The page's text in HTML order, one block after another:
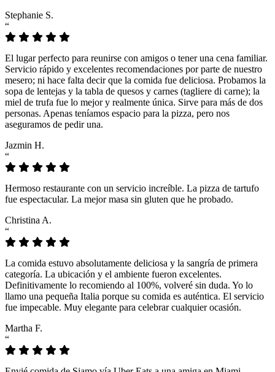
Stephanie S.
“
El lugar perfecto para reunirse con amigos o tener una cena familiar.
Servicio rápido y excelentes recomendaciones por parte de nuestro
mesero; ni hace falta decir que la comida fue deliciosa. Probamos la
sopa de lentejas y la tabla de quesos y carnes (tagliere di carne); la
miel de trufa fue lo mejor y realmente única. Sirve para más de dos
personas. Apenas teníamos espacio para la pizza, pero nos
aseguramos de pedir una.
Jazmin H.
“
Hermoso restaurante con un servicio increíble. La pizza de tartufo
fue espectacular. La mejor masa sin gluten que he probado.
Christina A.
“
La comida estuvo absolutamente deliciosa y la sangría de primera
categoría. La ubicación y el ambiente fueron excelentes.
Definitivamente lo recomiendo al 100%, volveré sin duda. Yo lo
llamo una pequeña Italia porque su comida es auténtica. El servicio
fue impecable. Muy elegante para celebrar cualquier ocasión.
Martha F.
“